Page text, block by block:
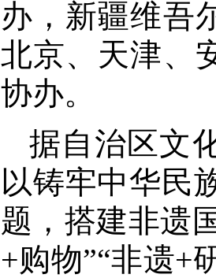
办，新疆维吾
北京、天津、
协办。
据自治区文
以铸牢中华民
题，搭建非遗
+购物”“非遗+